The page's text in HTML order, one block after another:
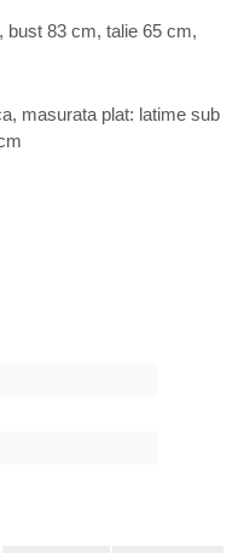
bust 83 cm, talie 65 cm,
masurata plat: latime sub